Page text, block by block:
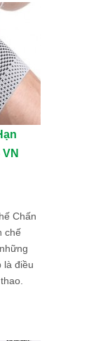
Chấn
chế
là điều